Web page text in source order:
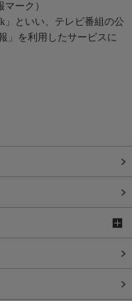
ーク）
」といい、テレビ番組の公
」を利用したサービスに